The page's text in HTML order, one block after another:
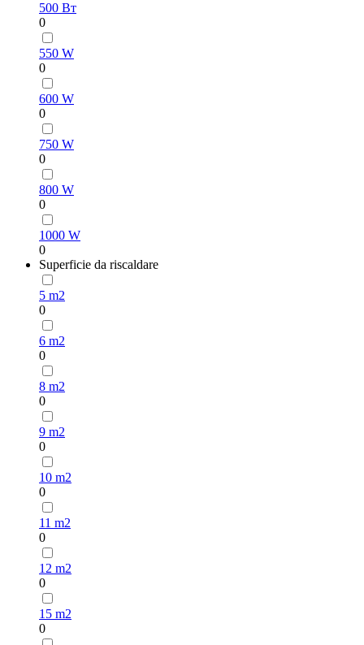
500 Вт
0
550 W
0
600 W
0
750 W
0
800 W
0
1000 W
0
Superficie da riscaldare
5 m2
0
6 m2
0
8 m2
0
9 m2
0
10 m2
0
11 m2
0
12 m2
0
15 m2
0